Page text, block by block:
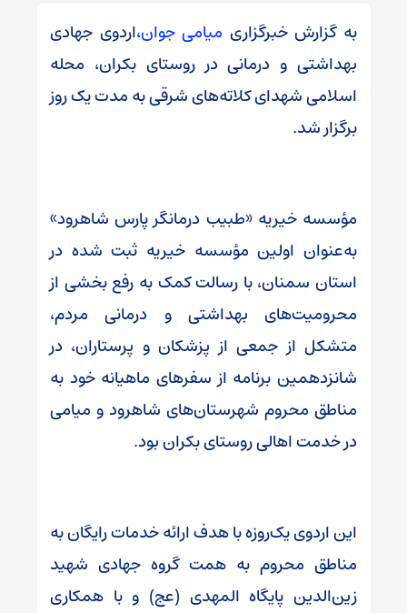
به گزارش خبرگزاری میامی جوان،اردوی جهادی
بهداشتی و درمانی در روستای بکران، محله
اسلامی شهدای کلاته‌های شرقی به مدت یک روز
برگزار شد.
مؤسسه خیریه «طبیب درمانگر پارس شاهرود»
به‌عنوان اولین مؤسسه خیریه ثبت شده در
استان سمنان، با رسالت کمک به رفع بخشی از
محرومیت‌های بهداشتی و درمانی مردم،
متشکل از جمعی از پزشکان و پرستاران، در
شانزدهمین برنامه از سفرهای ماهیانه خود به
مناطق محروم شهرستان‌های شاهرود و میامی
در خدمت اهالی روستای بکران بود.
این اردوی یک‌روزه با هدف ارائه خدمات رایگان به
مناطق محروم به همت گروه جهادی شهید
زین‌الدین پایگاه المهدی (عج) و با همکاری